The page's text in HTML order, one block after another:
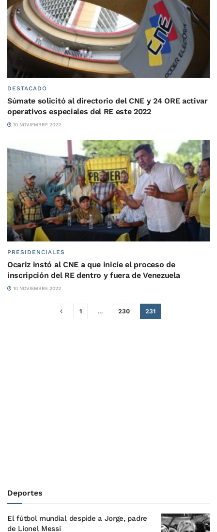
DESTACADO
Súmate solicitó al directorio del CNE y 24 ORE activar
operativos especiales del RE este 2022
10 NOVIEMBRE 2022
PRESIDENCIALES
Ocariz instó al CNE a que inicie el proceso de
inscripción del RE dentro y fuera de Venezuela
10 NOVIEMBRE 2022
1 … 230 231
Deportes
El fútbol mundial despide a Jorge, padre
de Lionel Messi